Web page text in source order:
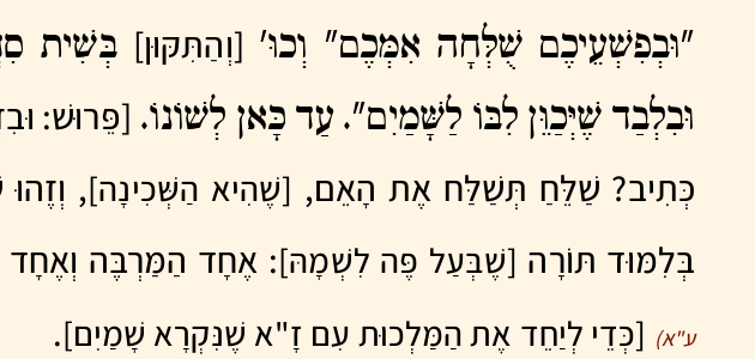
"וּבְפִשְׁעֵיכֶם שֻׁלְּחָה אִמְּכֶם" וְכוּ' [וְהַתִּקּוּן] בְּשִׁית
וּבִלְבַד שֶׁיְּכַוֵּן לִבּוֹ לַשָּׁמַיִם". עַד כָּאן לְשׁוֹנוֹ. [פֵּרוּשׁ:
כְּתִיב? שַׁלֵּחַ תְּשַׁלַּח אֶת הָאֵם, [שֶׁהִיא הַשְּׁכִינָה],
בְּלִמּוּד תּוֹרָה [שֶׁבְּעַל פֶּה לִשְׁמָהּ]: אֶחָד הַמַּרְבֶּה וְאֶחָד
ע"א) [כְּדֵי לְיַחֵד אֶת הַמַּלְכוּת עִם זָ"א שֶׁנִּקְרָא שָׁמַיִם].